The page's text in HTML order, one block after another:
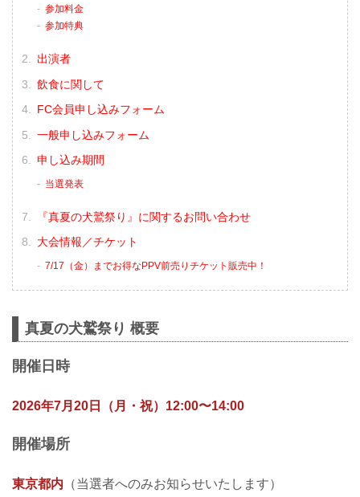
参加料金
参加特典
出演者
飲食に関して
FC会員申し込みフォーム
一般申し込みフォーム
申し込み期間
当選発表
『真夏の犬鷲祭り』に関するお問い合わせ
大会情報／チケット
7/17（金）までお得なPPV前売りチケット販売中！
真夏の犬鷲祭り 概要
開催日時
2026年7月20日（月・祝）12:00〜14:00
開催場所
東京都内 （当選者へのみお知らせいたします）